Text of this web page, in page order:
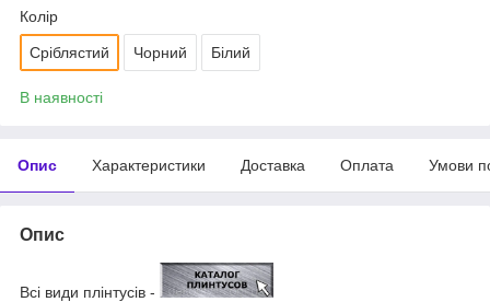
Колір
Сріблястий Чорний Білий
В наявності
Опис Характеристики Доставка Оплата Умови
Опис
Всі види плінтусів -